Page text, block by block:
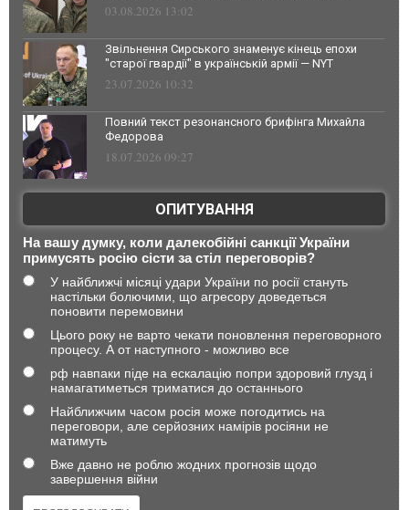
03.08.2026 13:02
Звільнення Сирського знаменує кінець епохи
"старої гвардії" в українській армії — NYT
23.07.2026 10:32
Повний текст резонансного брифінга Михайла
Федорова
18.07.2026 09:27
ОПИТУВАННЯ
На вашу думку, коли далекобійні санкції України
примусять росію сісти за стіл переговорів?
У найближчі місяці удари України по росії стануть
настільки болючими, що агресору доведеться
поновити перемовини
Цього року не варто чекати поновлення переговорного
процесу. А от наступного - можливо все
рф навпаки піде на ескалацію попри здоровий глузд і
намагатиметься триматися до останнього
Найближчим часом росія може погодитись на
переговори, але серйозних намірів росіяни не
матимуть
Вже давно не роблю жодних прогнозів щодо
завершення війни